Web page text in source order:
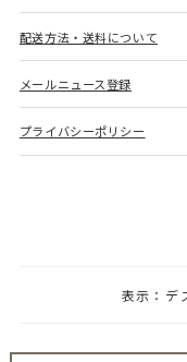
配送方法・送料について
メールニュース登録
プライバシーポリシー
デ